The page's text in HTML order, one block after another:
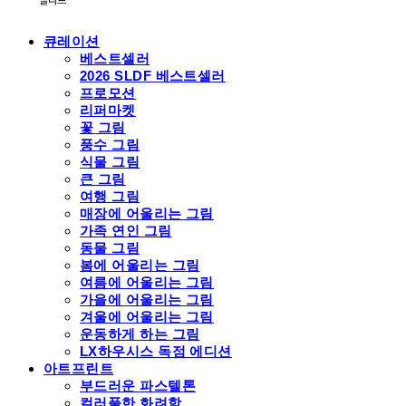
큐레이션
베스트셀러
2026 SLDF 베스트셀러
프로모션
리퍼마켓
꽃 그림
풍수 그림
식물 그림
큰 그림
여행 그림
매장에 어울리는 그림
가족 연인 그림
동물 그림
봄에 어울리는 그림
여름에 어울리는 그림
가을에 어울리는 그림
겨울에 어울리는 그림
운동하게 하는 그림
LX하우시스 독점 에디션
아트프린트
부드러운 파스텔톤
컬러풀한 화려함